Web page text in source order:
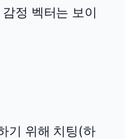
정 벡터는 보이
기 위해 치팅(하